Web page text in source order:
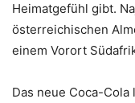
Heimatgefühl gibt.
österreichischen
einem Vorort
Das neue Coca-